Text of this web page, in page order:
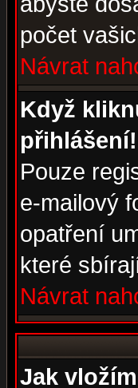
počet
Návrat
Když
přihlášení!
Pouze
e-mailový
opatření
které
Návrat
Jak